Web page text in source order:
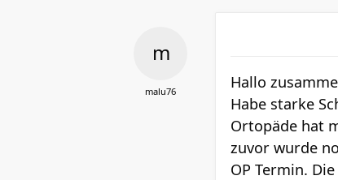
malu76
Hallo
Habe starke
Ortopäde hat
zuvor wurde
OP Termin.